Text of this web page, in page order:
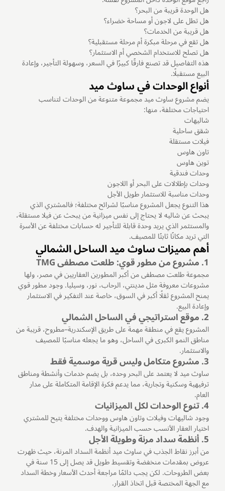
هل الوحدة قريبة من البحر؟
هل تطل على لاجون أو مساحة خضراء؟
هل قريبة من الخدمات؟
هل تقع في مرحلة مبكرة أم مرحلة مستقبلية؟
هل تصلح للاستخدام الشخصي أم الاستثمار؟
هذه التفاصيل قد تصنع فارقًا كبيرًا في السعر، وسهولة التأجير، وإعادة
البيع مستقبلًا.
أنواع الوحدات في ساوث ميد
يضم مشروع ساوث ميد مجموعة متنوعة من الوحدات لتناسب
احتياجات مختلفة، منها:
شاليهات
شقق ساحلية
فيلات مستقلة
تاون هاوس
توين هاوس
وحدات فندقية
وحدات بإطلالات على البحر أو اللاجون
وحدات مناسبة للاستثمار طويل الأجل
هذا التنوع يجعل المشروع مناسبًا لشرائح مختلفة؛ فالمشتري الذي
يبحث عن شاليه لا يحتاج إلى نفس ميزانية من يبحث عن فيلا مستقلة،
والمستثمر الذي يريد وحدة قابلة للتأجير له حسابات مختلفة عن الأسرة
التي تريد مكانًا ثابتًا للمصيف.
أهم مميزات ساوث ميد الساحل الشمالي
1. مشروع من مطور قوي: طلعت مصطفى TMG
مجموعة طلعت مصطفى من أكبر المطورين العقاريين في مصر، ولها
مشروعات معروفة مثل مدينتي، الرحاب، نور، وسيليا. وجود مطور قوي
يمنح المشروع ثقلًا أكبر في السوق، خاصة عند التفكير في الاستثمار
وإعادة البيع.
2. موقع استراتيجي في الساحل الشمالي
المشروع يقع في منطقة مهمة على طريق الإسكندرية–مطروح، قريبة من
مناطق النمو الكبرى في الساحل، وهو ما يجعله مناسبًا للمصيف
والاستثمار.
3. مشروع متكامل وليس قرية موسمية فقط
ساوث ميد لا يعتمد على البحر وحده، بل يضم خدمات وأنشطة ومناطق
ترفيهية وسكنية وتجارية، مما يدعم فكرة الإقامة المتكاملة على مدار
العام.
4. تنوع الوحدات لكل الميزانيات
وجود شاليهات وفيلات وتاون هاوس ووحدات مختلفة يتيح للمشتري
اختيار العقار الأنسب حسب الميزانية والهدف.
5. أنظمة سداد مرنة وطويلة الأجل
من أبرز نقاط الجذب في ساوث ميد أنظمة السداد المرنة، حيث ظهرت
عروض بمقدمات منخفضة وتقسيط طويل قد يصل إلى 15 سنة في
بعض الطروحات. لكن يجب دائمًا مراجعة أحدث الأسعار وخطة السداد
مع الجهة المختصة قبل اتخاذ القرار.